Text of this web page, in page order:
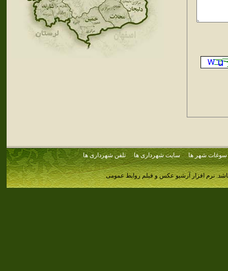
سوغات شهر ها سایت شهرداری ها تلفن شهرداری ها
نرم افزار آرشیو عکس و فیلم روابط عمومی